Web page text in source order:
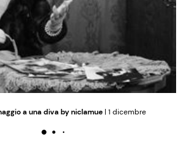
a una diva by niclamue| 1 dicembre